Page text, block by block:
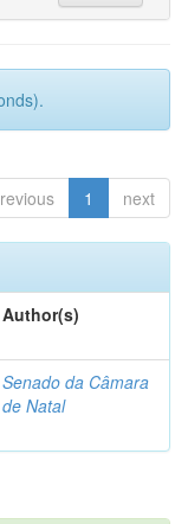
1 next
Author(s)
Senado da Câmara
de Natal